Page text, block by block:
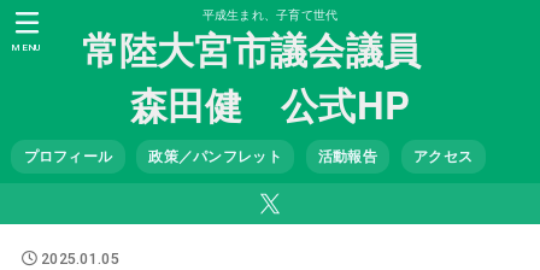
平成生まれ、子育て世代
常陸大宮市議会議員
森田健 公式HP
プロフィール 政策／パンフレット 活動報告 アクセス
MENU
2025.01.05